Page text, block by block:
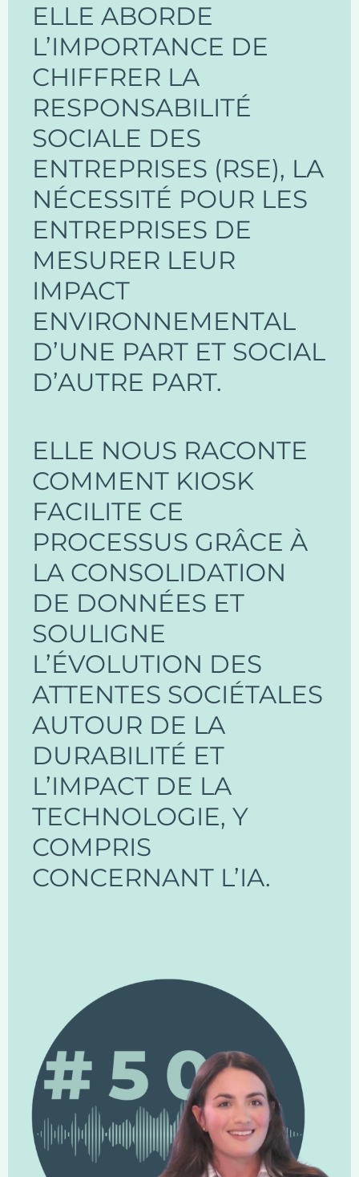
ELLE ABORDE
L’IMPORTANCE DE
CHIFFRER LA
RESPONSABILITÉ
SOCIALE DES
ENTREPRISES (RSE), LA
NÉCESSITÉ POUR LES
ENTREPRISES DE
MESURER LEUR
IMPACT
ENVIRONNEMENTAL
D’UNE PART ET SOCIAL
D’AUTRE PART.
ELLE NOUS RACONTE
COMMENT KIOSK
FACILITE CE
PROCESSUS GRÂCE À
LA CONSOLIDATION
DE DONNÉES ET
SOULIGNE
L’ÉVOLUTION DES
ATTENTES SOCIÉTALES
AUTOUR DE LA
DURABILITÉ ET
L’IMPACT DE LA
TECHNOLOGIE, Y
COMPRIS
CONCERNANT L’IA.